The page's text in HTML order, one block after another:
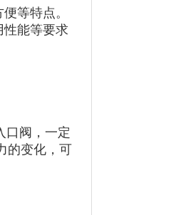
等特点。
性能等要求
口阀，一定
的变化，可